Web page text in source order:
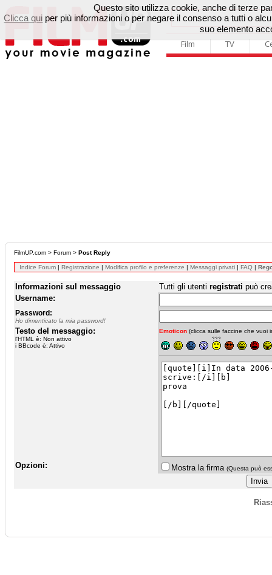
Film TV
FilmUP.com > Forum > Post Reply
Indice Forum | Registrazione | Modifica profilo e preferenze | Messaggi privati | FAQ |
Informazioni sul messaggio Tutti gli utenti registrati può
Username:
Password:
Ho dimenticato la mia password!
Testo del messaggio:
l'HTML è: Non attivo
i BBcode è: Attivo
Emoticon (clicca sulle faccine che vuoi
Opzioni: Mostra la firma (Questa può
Questo sito utilizza cookie, anche di terze
Clicca qui per più informazioni o per negare il consenso a tutti o
suo elemento